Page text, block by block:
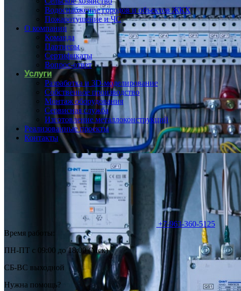
Водоснабжение городов и объектов ЖКХ
Пожаротушение и ЧС
О компании
Команда
Партнеры
Сертификаты
Вопрос-ответ
Услуги
Разработка и 3D-моделирование
Собственное производство
Монтаж оборудования
Сервисная служба
Изготовление металлоконструкций
Реализованные проекты
Контакты
+7-963-360-5125
Время работы:
ПН-ПТ с 09:00 до 18:00 (Мск)
СБ-ВС выходной
Нужна помощь?